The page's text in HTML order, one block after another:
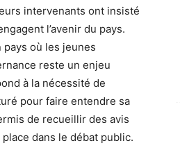
intervenants ont insisté
l’avenir du pays.
pays où les jeunes
reste un enjeu
à la nécessité de
pour faire entendre sa
de recueillir des avis
dans le débat public.